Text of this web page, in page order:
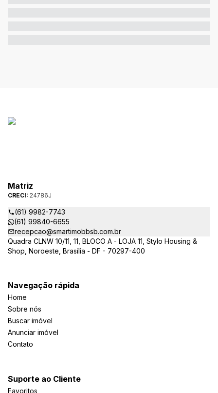
Matriz
CRECI: 24786J
(61) 9982-7743
(61) 99840-6655
recepcao@smartimobbsb.com.br
Quadra CLNW 10/11, 11, BLOCO A - LOJA 11, Stylo Housing &
Shop, Noroeste, Brasília - DF - 70297-400
Navegação rápida
Home
Sobre nós
Buscar imóvel
Anunciar imóvel
Contato
Suporte ao Cliente
Favoritos